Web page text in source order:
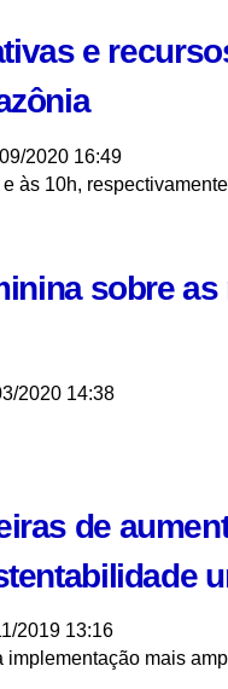
e
2020 16:49
às 10h,
sobre
2020 14:38
de
2019 13:16
implementação mais